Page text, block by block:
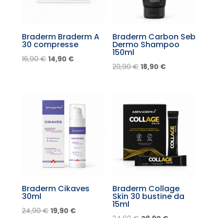
Braderm Braderm A
30 compresse
16,90€ Il
16,90 €.
14,90 €Il
14,90 €.
Braderm Carbon Seb
Dermo Shampoo
150ml
20,90€ Il
era:
20,90 €.
18,90 €Il
è:
18,90 €.
Braderm Cikaves
30ml
24,90€ Il
19,90 €Il
Braderm Collage
Skin 30 bustine da
15ml